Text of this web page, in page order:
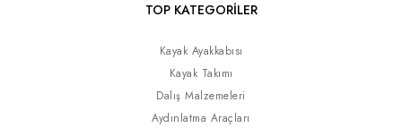
TOP KATEGORİLER
Kayak Ayakkabısı
Kayak Takımı
Dalış Malzemeleri
Aydınlatma Araçları